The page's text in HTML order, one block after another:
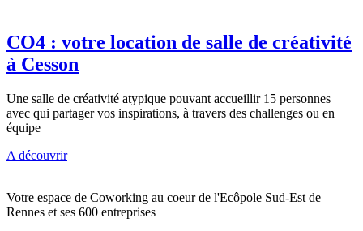
CO4 : votre location de salle de créativité
à Cesson
Une salle de créativité atypique pouvant accueillir 15 personnes
avec qui partager vos inspirations, à travers des challenges ou en
équipe
A découvrir
Votre espace de Coworking au coeur de l'Ecôpole Sud-Est de
Rennes et ses 600 entreprises